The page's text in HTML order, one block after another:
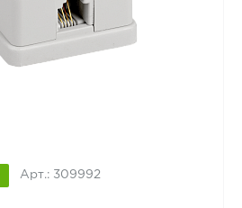
Арт.: 309992